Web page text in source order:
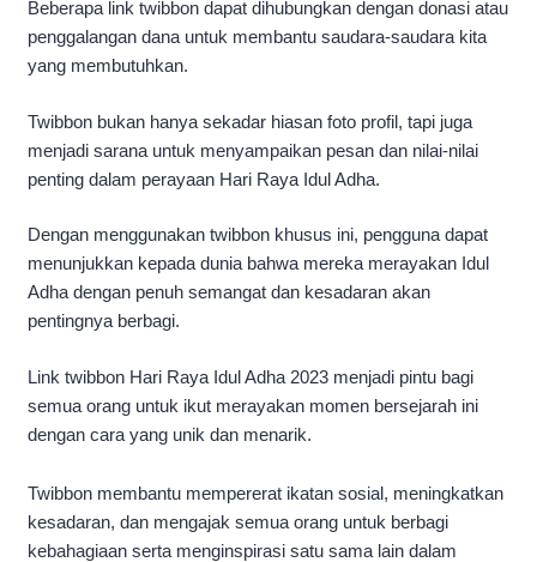
Beberapa link twibbon dapat dihubungkan dengan donasi atau
penggalangan dana untuk membantu saudara-saudara kita
yang membutuhkan.
Twibbon bukan hanya sekadar hiasan foto profil, tapi juga
menjadi sarana untuk menyampaikan pesan dan nilai-nilai
penting dalam perayaan Hari Raya Idul Adha.
Dengan menggunakan twibbon khusus ini, pengguna dapat
menunjukkan kepada dunia bahwa mereka merayakan Idul
Adha dengan penuh semangat dan kesadaran akan
pentingnya berbagi.
Link twibbon Hari Raya Idul Adha 2023 menjadi pintu bagi
semua orang untuk ikut merayakan momen bersejarah ini
dengan cara yang unik dan menarik.
Twibbon membantu mempererat ikatan sosial, meningkatkan
kesadaran, dan mengajak semua orang untuk berbagi
kebahagiaan serta menginspirasi satu sama lain dalam